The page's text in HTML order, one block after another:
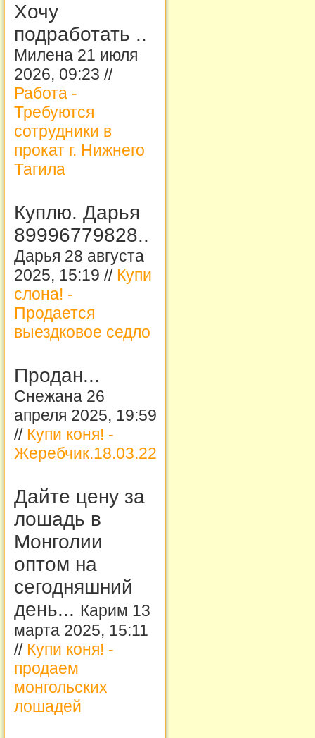
Хочу
подработать ..
Милена 21 июля
2026, 09:23 //
Работа -
Требуются
сотрудники в
прокат г. Нижнего
Тагила
Куплю. Дарья
89996779828..
Дарья 28 августа
2025, 15:19 // Купи
слона! -
Продается
выездковое седло
Продан...
Снежана 26
апреля 2025, 19:59
// Купи коня! -
Жеребчик.18.03.22
Дайте цену за
лошадь в
Монголии
оптом на
сегодняшний
день... Карим 13
марта 2025, 15:11
// Купи коня! -
продаем
монгольских
лошадей